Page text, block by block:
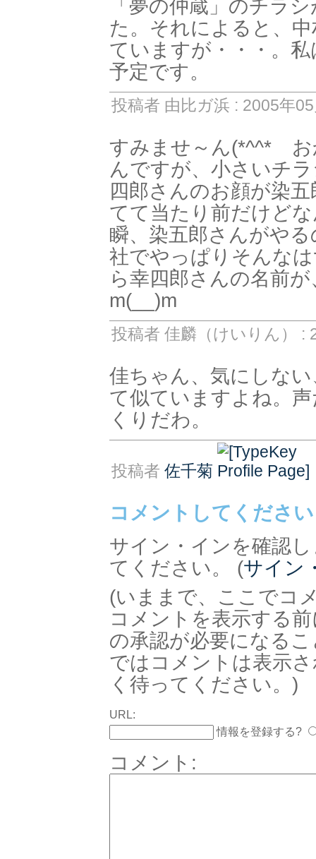
「夢の仲蔵」のチラ
た。それによると、
ていますが・・・。
予定です。
投稿者 由比ガ浜 : 2005年
すみませ～ん(*^^*ゞ
んですが、小さいチ
四郎さんのお顔が染
てて当たり前だけど
瞬、染五郎さんがや
社でやっぱりそんな
ら幸四郎さんの名前
m(__)m
投稿者 佳麟（けいりん） :
佳ちゃん、気にしな
て似ていますよね。
くりだわ。
投稿者 佐千菊
コメントしてください
サイン・インを確認
てください。 (サイン
(いままで、ここでコ
コメントを表示する
の承認が必要になる
ではコメントは表示
く待ってください。)
URL:
情報を登録する?
コメント: